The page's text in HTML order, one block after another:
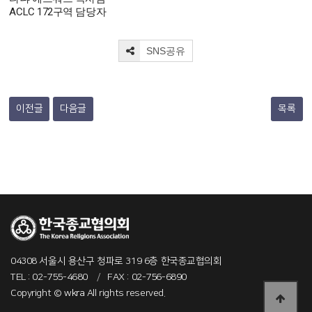
ACLC 172구역 담당자
SNS공유
이전글 다음글 목록
04308 서울시 용산구 청파로 319 6층 한국종교협의회
TEL : 02-755-4680
/
FAX : 02-756-6890
Copyright © wkra All rights reserved.